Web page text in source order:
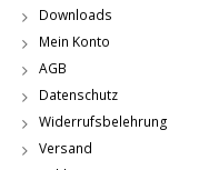
Downloads
Mein Konto
AGB
Datenschutz
Widerrufsbelehrung
Versand